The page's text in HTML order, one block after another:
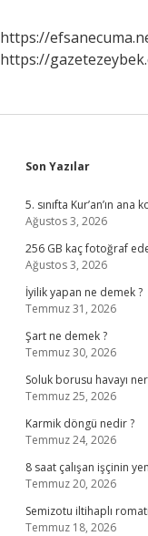
https://
https://
Sidebar
Son Yazılar
5. sınıfta Kur’an’ın ana
Ağustos 3, 2026
256 GB kaç fotoğraf
Ağustos 3, 2026
İyilik yapan ne demek ?
Temmuz 31, 2026
Şart ne demek ?
Temmuz 30, 2026
Soluk borusu havayı
Temmuz 25, 2026
Karmik döngü nedir ?
Temmuz 24, 2026
8 saat çalışan işçinin
Temmuz 20, 2026
Semizotu iltihaplı
Temmuz 18, 2026